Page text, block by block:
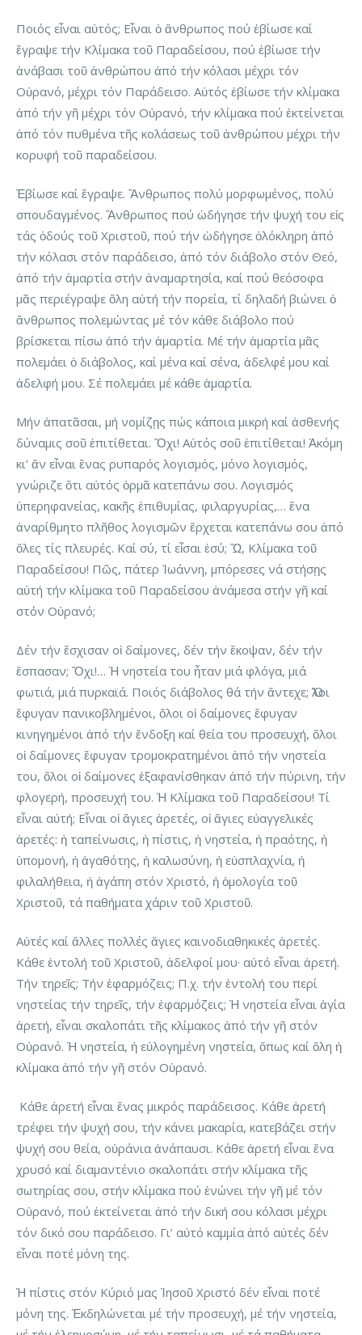
Ποιός εἶναι αὐτός; Εἶναι ὁ ἄνθρωπος πού ἐβίωσε καί
ἔγραψε τήν Κλίμακα τοῦ Παραδείσου, πού ἐβίωσε τήν
ἀνάβασι τοῦ ἀνθρώπου ἀπό τήν κόλασι μέχρι τόν
Οὐρανό, μέχρι τόν Παράδεισο. Αὐτός ἐβίωσε τήν κλίμακα
ἀπό τήν γῆ μέχρι τόν Οὐρανό, τήν κλίμακα πού ἐκτείνεται
ἀπό τόν πυθμένα τῆς κολάσεως τοῦ ἀνθρώπου μέχρι τήν
κορυφή τοῦ παραδείσου.
Ἐβίωσε καί ἔγραψε. Ἄνθρωπος πολύ μορφωμένος, πολύ
σπουδαγμένος. Ἄνθρωπος πού ὡδήγησε τήν ψυχή του εἰς
τάς ὁδούς τοῦ Χριστοῦ, πού τήν ὡδήγησε ὁλόκληρη ἀπό
τήν κόλασι στόν παράδεισο, ἀπό τόν διάβολο στόν Θεό,
ἀπό τήν ἁμαρτία στήν ἀναμαρτησία, καί πού θεόσοφα
μᾶς περιέγραψε ὅλη αὐτή τήν πορεία, τί δηλαδή βιώνει ὁ
ἄνθρωπος πολεμώντας μέ τόν κάθε διάβολο πού
βρίσκεται πίσω ἀπό τήν ἁμαρτία. Μέ τήν ἁμαρτία μᾶς
πολεμάει ὁ διάβολος, καί μένα καί σένα, ἀδελφέ μου καί
ἀδελφή μου. Σέ πολεμάει μέ κάθε ἁμαρτία.
Μήν ἀπατᾶσαι, μή νομίζῃς πώς κάποια μικρή καί ἀσθενής
δύναμις σοῦ ἐπιτίθεται. Ὄχι! Αὐτός σοῦ ἐπιτίθεται! Ἀκόμη
κι’ ἄν εἶναι ἕνας ρυπαρός λογισμός, μόνο λογισμός,
γνώριζε ὅτι αὐτός ὁρμᾶ κατεπάνω σου. Λογισμός
ὑπερηφανείας, κακῆς ἐπιθυμίας, φιλαργυρίας,… ἕνα
ἀναρίθμητο πλῆθος λογισμῶν ἔρχεται κατεπάνω σου ἀπό
ὅλες τίς πλευρές. Καί σύ, τί εἶσαι ἐσύ; Ὤ, Κλίμακα τοῦ
Παραδείσου! Πῶς, πάτερ Ἰωάννη, μπόρεσες νά στήσῃς
αὐτή τήν κλίμακα τοῦ Παραδείσου ἀνάμεσα στήν γῆ καί
στόν Οὐρανό;
Δέν τήν ἔσχισαν οἱ δαίμονες, δέν τήν ἔκοψαν, δέν τήν
ἔσπασαν; Ὄχι!… Ἡ νηστεία του ἦταν μιά φλόγα, μιά
φωτιά, μιά πυρκαϊά. Ποιός διάβολος θά τήν ἄντεχε; Ὅλοι
ἔφυγαν πανικοβλημένοι, ὅλοι οἱ δαίμονες ἔφυγαν
κινηγημένοι ἀπό τήν ἔνδοξη καί θεία του προσευχή, ὅλοι
οἱ δαίμονες ἔφυγαν τρομοκρατημένοι ἀπό τήν νηστεία
του, ὅλοι οἱ δαίμονες ἐξαφανίσθηκαν ἀπό τήν πύρινη, τήν
φλογερή, προσευχή του. Ἡ Κλίμακα τοῦ Παραδείσου! Τί
εἶναι αὐτή; Εἶναι οἱ ἅγιες ἀρετές, οἱ ἅγιες εὐαγγελικές
ἀρετές: ἡ ταπείνωσις, ἡ πίστις, ἡ νηστεία, ἡ πραότης, ἡ
ὑπομονή, ἡ ἀγαθότης, ἡ καλωσύνη, ἡ εὐσπλαχνία, ἡ
φιλαλήθεια, ἡ ἀγάπη στόν Χριστό, ἡ ὁμολογία τοῦ
Χριστοῦ, τά παθήματα χάριν τοῦ Χριστοῦ.
Αὐτές καί ἄλλες πολλές ἅγιες καινοδιαθηκικές ἀρετές.
Κάθε ἐντολή τοῦ Χριστοῦ, ἀδελφοί μου· αὐτό εἶναι ἀρετή.
Τήν τηρεῖς; Τήν ἐφαρμόζεις; Π.χ. τήν ἐντολή του περί
νηστείας τήν τηρεῖς, τήν ἐφαρμόζεις; Ἡ νηστεία εἶναι ἁγία
ἀρετή, εἶναι σκαλοπάτι τῆς κλίμακος ἀπό τήν γῆ στόν
Οὐρανό. Ἡ νηστεία, ἡ εὐλογημένη νηστεία, ὅπως καί ὅλη ἡ
κλίμακα ἀπό τήν γῆ στόν Οὐρανό.
Κάθε ἀρετή εἶναι ἕνας μικρός παράδεισος. Κάθε ἀρετή
τρέφει τήν ψυχή σου, τήν κάνει μακαρία, κατεβάζει στήν
ψυχή σου θεία, οὐράνια ἀνάπαυσι. Κάθε ἀρετή εἶναι ἕνα
χρυσό καί διαμαντένιο σκαλοπάτι στήν κλίμακα τῆς
σωτηρίας σου, στήν κλίμακα πού ἑνώνει τήν γῆ μέ τόν
Οὐρανό, πού ἐκτείνεται ἀπό τήν δική σου κόλασι μέχρι
τόν δικό σου παράδεισο. Γι’ αὐτό καμμία ἀπό αὐτές δέν
εἶναι ποτέ μόνη της.
Ἡ πίστις στόν Κύριό μας Ἰησοῦ Χριστό δέν εἶναι ποτέ
μόνη της. Ἐκδηλώνεται μέ τήν προσευχή, μέ τήν νηστεία,